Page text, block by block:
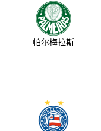
帕尔梅拉斯